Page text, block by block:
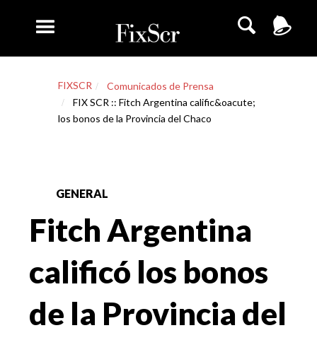
FIXSCR
Comunicados de Prensa
FIX SCR :: Fitch Argentina calific&oacute;
los bonos de la Provincia del Chaco
GENERAL
Fitch Argentina
calificó los bonos
de la Provincia del